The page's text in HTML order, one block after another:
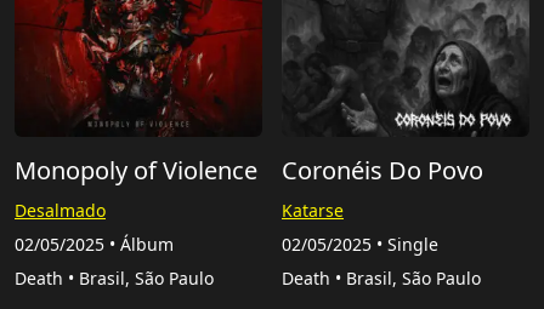
Monopoly of Violence
Desalmado
02/05/2025 • Álbum
Death • Brasil, São Paulo
Coronéis Do Povo
Katarse
02/05/2025 • Single
Death • Brasil, São Paulo